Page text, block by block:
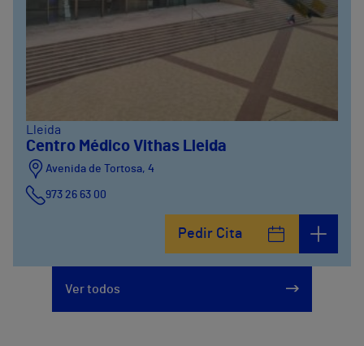
Lleida
Centro Médico Vithas Lleida
Avenida de Tortosa, 4
973 26 63 00
Pedir Cita
Ver todos